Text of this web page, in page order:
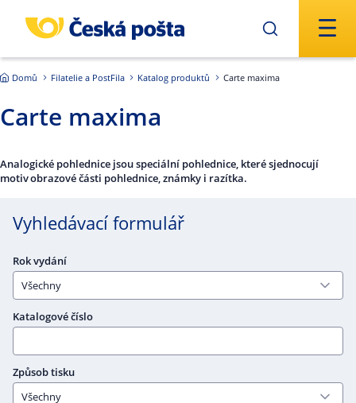
Domů Filatelie a PostFila Katalog produktů Carte maxima
Carte maxima
Analogické pohlednice jsou speciální pohlednice, které sjednocují
motiv obrazové části pohlednice, známky i razítka.
Vyhledávací formulář
Rok vydání
Katalogové číslo
Způsob tisku